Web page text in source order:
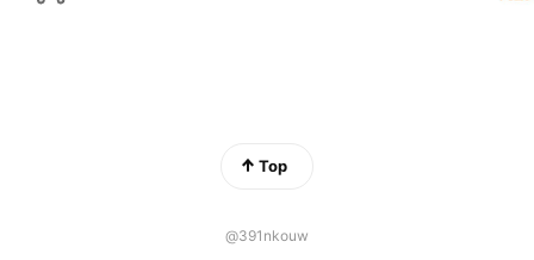
Top
@391nkouw